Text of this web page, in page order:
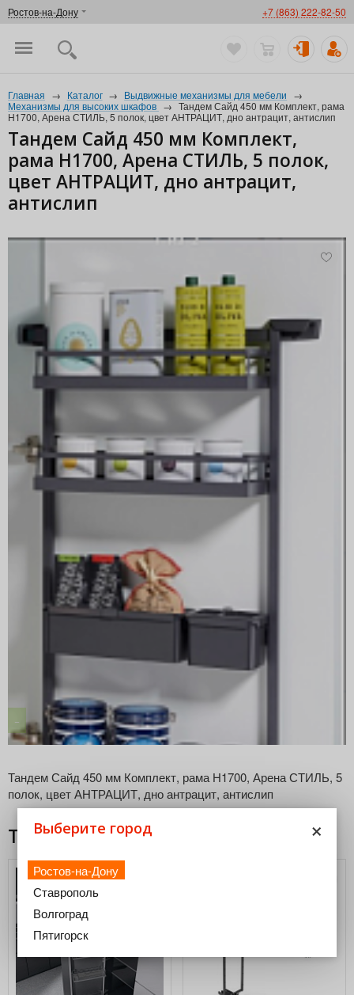
Ростов-на-Дону +7 (863) 222-82-50
Главная → Каталог → Выдвижные механизмы для мебели →
Механизмы для высоких шкафов → Тандем Сайд 450 мм Комплект, рама
H1700, Арена СТИЛЬ, 5 полок, цвет АНТРАЦИТ, дно антрацит, антислип
Тандем Сайд 450 мм Комплект,
рама H1700, Арена СТИЛЬ, 5 полок,
цвет АНТРАЦИТ, дно антрацит,
антислип
0036399846
Производитель
KESSEBÖHMER
Тандем Сайд
64 477,00
− + Под заказ
Тандем Сайд 450 мм Комплект, рама H1700, Арена СТИЛЬ, 5
полок, цвет АНТРАЦИТ, дно антрацит, антислип
Товары из этой категории ×
Выберите город
Ростов-на-Дону
Ставрополь
Волгоград
Пятигорск